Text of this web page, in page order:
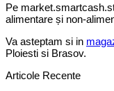
22,40 lei.
Pe
alimentare și non-
Va asteptam si in
Ploiesti si Brasov.
Articole Recente